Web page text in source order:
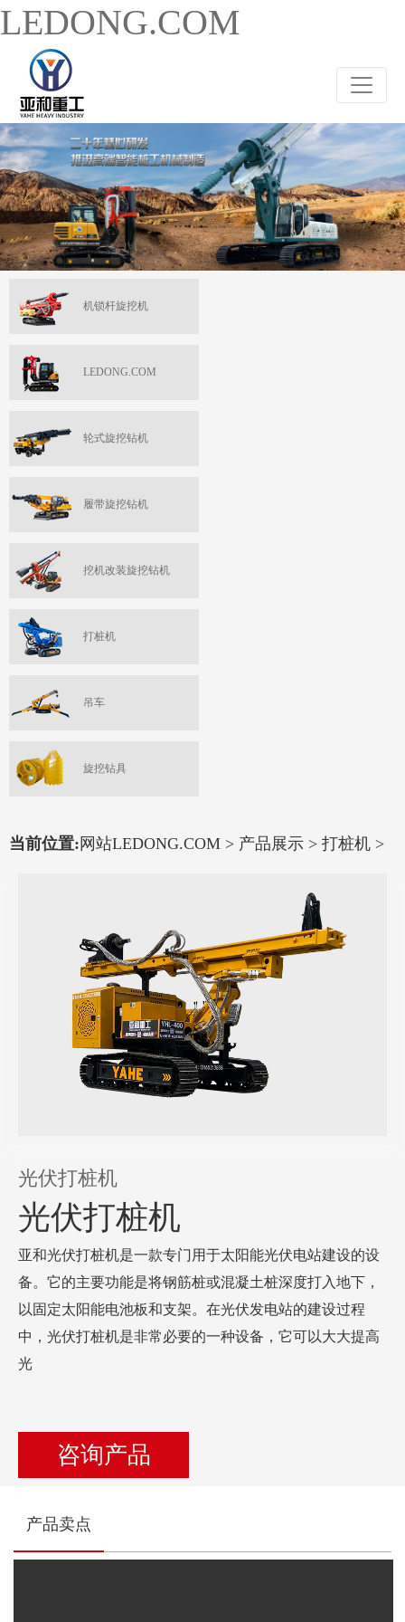
LEDONG.COM
机锁杆旋挖机
LEDONG.COM
轮式旋挖钻机
履带旋挖钻机
挖机改装旋挖钻机
打桩机
吊车
旋挖钻具
当前位置: 网站LEDONG.COM > 产品展示 > 打桩机 >
光伏打桩机
光伏打桩机
亚和光伏打桩机是一款专门用于太阳能光伏电站建设的设
备。它的主要功能是将钢筋桩或混凝土桩深度打入地下，
以固定太阳能电池板和支架。在光伏发电站的建设过程
中，光伏打桩机是非常必要的一种设备，它可以大大提高
光
咨询产品
产品卖点